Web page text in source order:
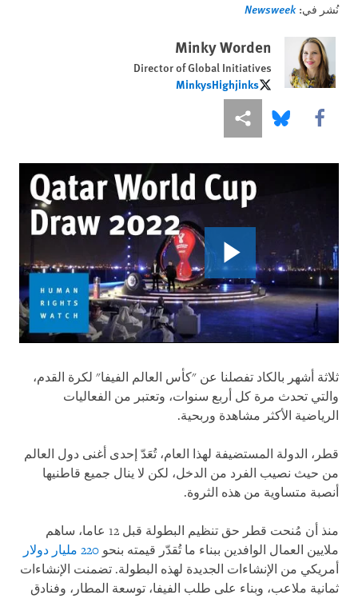
نُشر في: Newsweek
Minky Worden
Director of Global Initiatives
MinkysHighjinks
MinkysHighjinks
Share this via Facebook
Share this via Bluesky
Share this via مشاركة
ثلاثة أشهر بالكاد تفصلنا عن "كأس العالم الفيفا" لكرة القدم،
والتي تحدث مرة كل أربع سنوات، وتعتبر من الفعاليات
الرياضية الأكثر مشاهدة وربحية.
قطر، الدولة المستضيفة لهذا العام، تُعَدّ إحدى أغنى دول العالم
من حيث نصيب الفرد من الدخل، لكن لا ينال جميع قاطنيها
أنصبة متساوية من هذه الثروة.
منذ أن مُنحت قطر حق تنظيم البطولة قبل 12 عاما، ساهم
ملايين العمال الوافدين ببناء ما تُقدّر قيمته بنحو 220 مليار دولار
أمريكي من الإنشاءات الجديدة لهذه البطولة. تضمنت الإنشاءات
ثمانية ملاعب، وبناء على طلب الفيفا، توسعة المطار، وفنادق